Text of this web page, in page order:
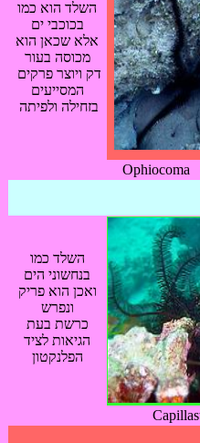
השלד הוא כמו
בכוכבי ים
אלא שכאן הוא
מכוסה בעור
המסייעים
בזחילה ולפיתה
השלד כמו
בנחשוני הים
ואכן הוא פריק
ונפרש
כרשת בעת
הגיאות לציד
הפלנקטון